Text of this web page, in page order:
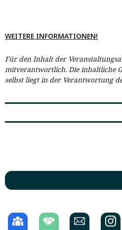
WEITERE INFORMATIONEN!
Für den Inhalt der
mitverantwortlich. Die inhaltliche
selbst liegt in der Verantwortung